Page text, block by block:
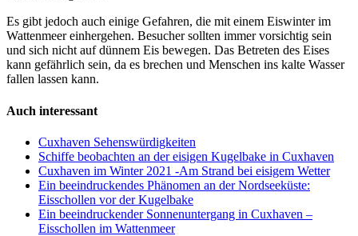
Es gibt jedoch auch einige Gefahren, die mit einem Eiswinter im
Wattenmeer einhergehen. Besucher sollten immer vorsichtig sein
und sich nicht auf dünnem Eis bewegen. Das Betreten des Eises
kann gefährlich sein, da es brechen und Menschen ins kalte Wasser
fallen lassen kann.
Auch interessant
Cuxhaven Sehenswürdigkeiten
Schiffe beobachten an der eisigen Kugelbake in Cuxhaven
Cuxhaven im Winter 2021 -Am Strand bei eisigem Wetter
Ein beeindruckendes Phänomen an der Nordseeküste:
Eisschollen vor der Kugelbake
Ein beeindruckender Sonnenuntergang in Cuxhaven –
Eisschollen im Wattenmeer